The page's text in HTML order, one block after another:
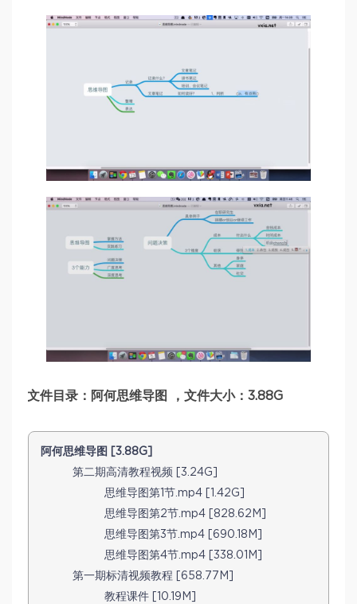
文件目录：阿何思维导图 ，文件大小：3.88G
阿何思维导图 [3.88G]
第二期高清教程视频 [3.24G]
思维导图第1节.mp4 [1.42G]
思维导图第2节.mp4 [828.62M]
思维导图第3节.mp4 [690.18M]
思维导图第4节.mp4 [338.01M]
第一期标清视频教程 [658.77M]
教程课件 [10.19M]